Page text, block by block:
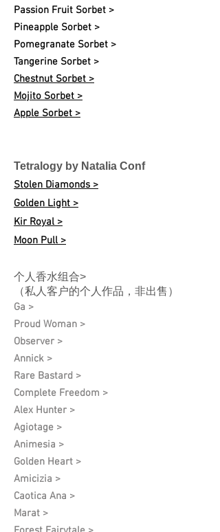
Passion Fruit Sorbet >
Pineapple Sorbet >
Pomegranate Sorbet >
Tangerine Sorbet >
Chestnut Sorbet >
Mojito Sorbet >
Apple Sorbet >
Tetralogy by Natalia Conf
Stolen Diamonds >
Golden Light >
Kir Royal >
Moon Pull >
个人香水组合>
（私人客户的个人作品，非出售）
Ga >
Proud Woman >
Observer >
Annick >
Rare Bastard >
Complete Freedom >
Alex Hunter >
Agiotage >
Animesia >
Golden Heart >
Amicizia >
Caotica Ana >
Marat >